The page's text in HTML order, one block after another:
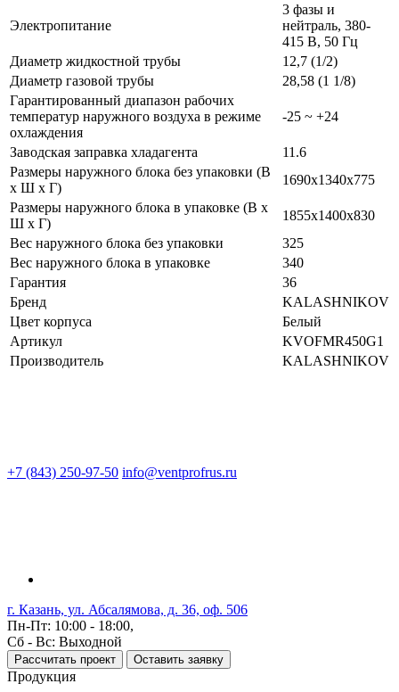
Электропитание
3 фазы и
нейтраль, 380-
415 В, 50 Гц
Диаметр жидкостной трубы
12,7 (1/2)
Диаметр газовой трубы
28,58 (1 1/8)
Гарантированный диапазон рабочих
температур наружного воздуха в режиме
охлаждения
-25 ~ +24
Заводская заправка хладагента
11.6
Размеры наружного блока без упаковки (В
х Ш х Г)
1690х1340х775
Размеры наружного блока в упаковке (В х
Ш х Г)
1855х1400х830
Вес наружного блока без упаковки
325
Вес наружного блока в упаковке
340
Гарантия
36
Бренд
KALASHNIKOV
Цвет корпуса
Белый
Артикул
KVOFMR450G1
Производитель
KALASHNIKOV
+7 (843) 250-97-50 info@ventprofrus.ru
г. Казань, ул. Абсалямова, д. 36, оф. 506
Пн-Пт: 10:00 - 18:00,
Сб - Вс: Выходной
Рассчитать проект Оставить заявку
Продукция